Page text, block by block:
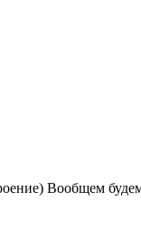
Вообщем